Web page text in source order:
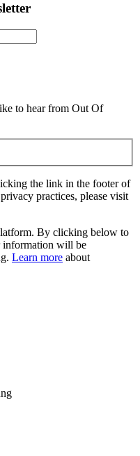
to hear from Out Of
the link in the footer of
practices, please visit
By clicking below to
information will be
Learn more about